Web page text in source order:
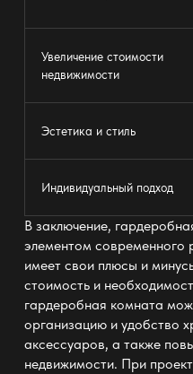
Увеличение стоимости
недвижимости
Эстетика и стиль
Индивидуальный подход
В заключение,
элементом современного
имеет свои плюсы и
стоимость и
гардеробная комната
организацию и удобство
аксессуаров, а также
недвижимости. При